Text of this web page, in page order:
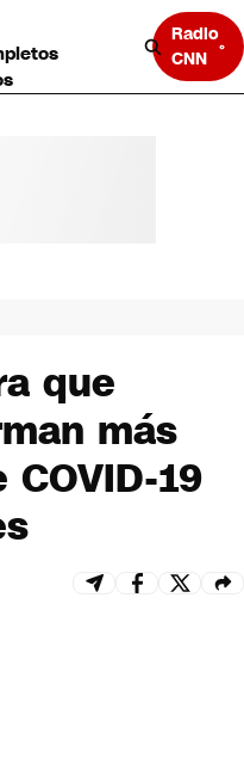
Radio
CNN
que
más
19